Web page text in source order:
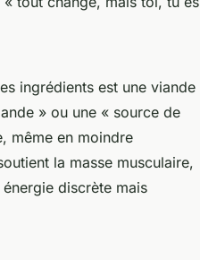
ingrédients est une viande
» ou une « source de
même en moindre
la masse musculaire,
discrète mais